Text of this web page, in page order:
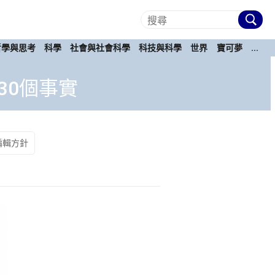
與思考 科學 社會與社會科學 科技與科學 世界 寶可夢 ...
個事實
輯方針